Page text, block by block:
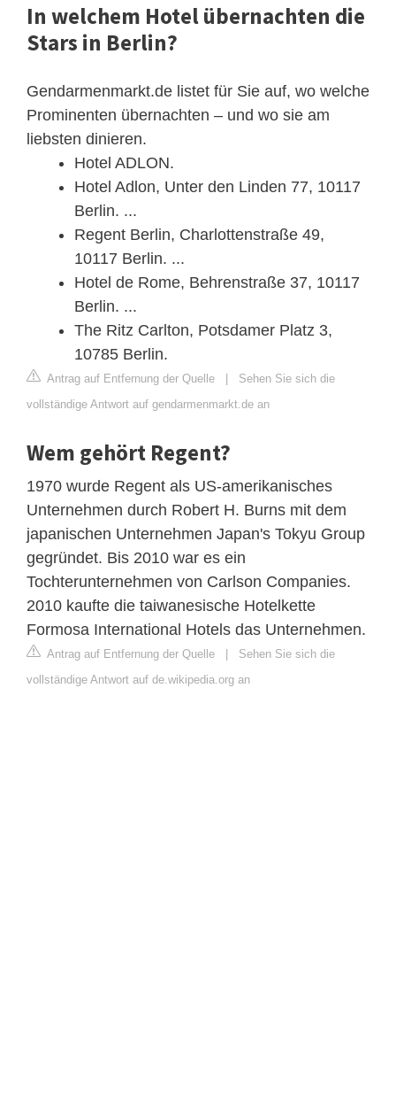
In welchem Hotel übernachten die
Stars in Berlin?
Gendarmenmarkt.de listet für Sie auf, wo welche
Prominenten übernachten – und wo sie am
liebsten dinieren.
Hotel ADLON.
Hotel Adlon, Unter den Linden 77, 10117
Berlin. ...
Regent Berlin, Charlottenstraße 49,
10117 Berlin. ...
Hotel de Rome, Behrenstraße 37, 10117
Berlin. ...
The Ritz Carlton, Potsdamer Platz 3,
10785 Berlin.
Antrag auf Entfernung der Quelle | Sehen Sie sich die
vollständige Antwort auf gendarmenmarkt.de an
Wem gehört Regent?
1970 wurde Regent als US-amerikanisches
Unternehmen durch Robert H. Burns mit dem
japanischen Unternehmen Japan's Tokyu Group
gegründet. Bis 2010 war es ein
Tochterunternehmen von Carlson Companies.
2010 kaufte die taiwanesische Hotelkette
Formosa International Hotels das Unternehmen.
Antrag auf Entfernung der Quelle | Sehen Sie sich die
vollständige Antwort auf de.wikipedia.org an